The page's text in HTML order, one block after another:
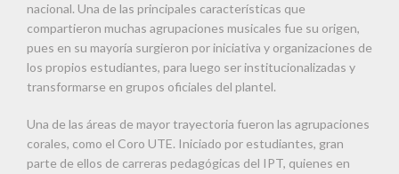
nacional. Una de las principales características que
compartieron muchas agrupaciones musicales fue su origen,
pues en su mayoría surgieron por iniciativa y organizaciones de
los propios estudiantes, para luego ser institucionalizadas y
transformarse en grupos oficiales del plantel.
Una de las áreas de mayor trayectoria fueron las agrupaciones
corales, como el Coro UTE. Iniciado por estudiantes, gran
parte de ellos de carreras pedagógicas del IPT, quienes en